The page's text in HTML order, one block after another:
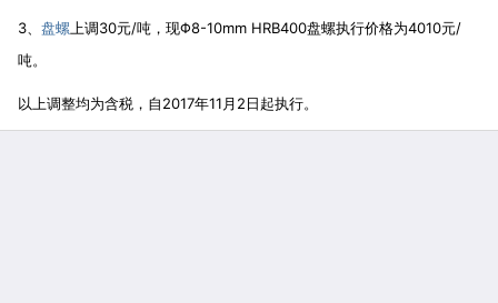
3、 盘螺 上调30元/吨，现Φ8-10mm HRB400盘螺执行价格为4010元/
吨。
以上调整均为含税，自2017年11月2日起执行。